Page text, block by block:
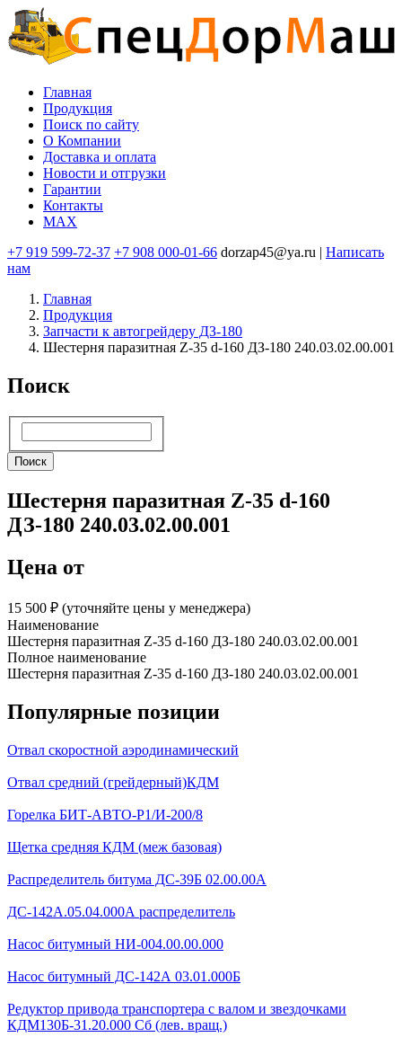
Перейти
к
основному
содержанию
Основная
навигация
Главная
Продукция
Поиск по сайту
O Компании
Доставка и оплата
Новости и отгрузки
Гарантии
Контакты
MAX
+7 919 599-72-37 +7 908 000-01-66 dorzap45@ya.ru | Написать
нам
Главная
Продукция
Запчасти к автогрейдеру ДЗ-180
Шестерня паразитная Z-35 d-160 ДЗ-180 240.03.02.00.001
Поиск
Поиск
Шестерня паразитная Z-35 d-160
ДЗ-180 240.03.02.00.001
Цена от
15 500 ₽︁ (уточняйте цены у менеджера)
Наименование
Шестерня паразитная Z-35 d-160 ДЗ-180 240.03.02.00.001
Полное наименование
Шестерня паразитная Z-35 d-160 ДЗ-180 240.03.02.00.001
Популярные позиции
Отвал скоростной аэродинамический
Отвал средний (грейдерный)КДМ
Горелка БИТ-АВТО-Р1/И-200/8
Щетка средняя КДМ (меж базовая)
Распределитель битума ДС-39Б 02.00.00А
ДС-142А.05.04.000А распределитель
Насос битумный НИ-004.00.00.000
Насос битумный ДС-142А 03.01.000Б
Редуктор привода транспортера с валом и звездочками
КДМ130Б-31.20.000 Сб (лев. вращ.)